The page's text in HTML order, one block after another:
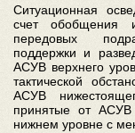
Ситуационная
счет обобщения
передовых
поддержки и
АСУВ верхнего
тактической
АСУВ
принятые от АСУВ
нижнем уровне с